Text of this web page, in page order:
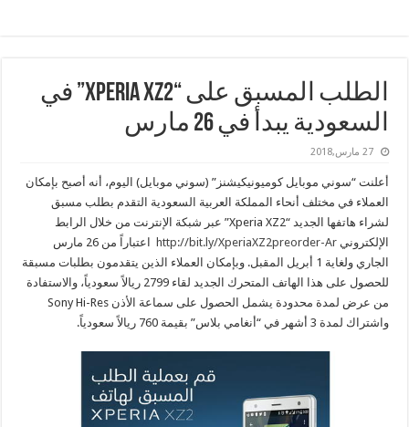
الطلب المسبق على “Xperia XZ2” في
السعودية يبدأ في 26 مارس
27 مارس,2018
أعلنت “سوني موبايل كوميونيكيشنز” (سوني موبايل) اليوم، أنه أصبح بإمكان
العملاء في مختلف أنحاء المملكة العربية السعودية التقدم بطلب مسبق
لشراء هاتفها الجديد “Xperia XZ2” عبر شبكة الإنترنت من خلال الرابط
الإلكتروني http://bit.ly/XperiaXZ2preorder-Ar
اعتباراً من 26 مارس
الجاري ولغاية 1 أبريل المقبل. وبإمكان العملاء الذين يتقدمون بطلبات مسبقة
للحصول على هذا الهاتف المتحرك الجديد لقاء 2799 ريالاً سعودياً، والاستفادة
من عرض لمدة محدودة يشمل الحصول على سماعة الأذن Sony Hi-Res
واشتراك لمدة 3 أشهر في “أنغامي بلاس” بقيمة 760 ريالاً سعودياً.